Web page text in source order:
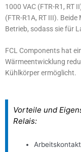
1000 VAC (FTR-R1, RT
(FTR-R1A, RT III).
Betrieb, sodass sie für
FCL Components hat
Wärmeentwicklung
Kühlkörper ermöglicht.
Vorteile und
Relais: